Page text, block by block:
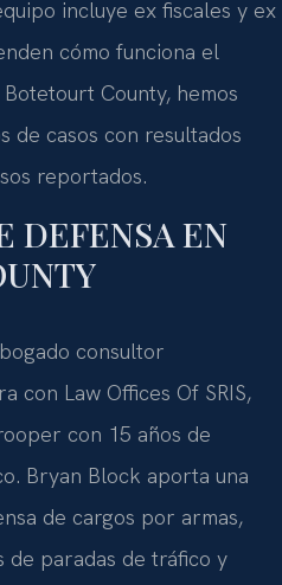
incluye ex fiscales y ex
cómo funciona el
County, hemos
de casos con resultados
reportados.
DEFENSA EN
consultor
con Law Offices Of SRIS,
con 15 años de
Bryan Block aporta una
de cargos por armas,
de paradas de tráfico y